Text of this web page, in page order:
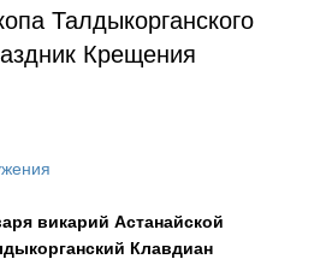
Талдыкорганского
Крещения
викарий Астанайской
Клавдиан